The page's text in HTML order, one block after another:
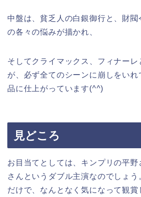
中盤は、貧乏人の白銀御行と、財
の各々の悩みが描かれ、
そしてクライマックス、フィナーレ
が、必ず全てのシーンに崩しをい
品に仕上がっています(^^)
見どころ
お目当てとしては、キンプリの平野
さんというダブル主演なのでしょう
だけで、なんとなく気になって観賞